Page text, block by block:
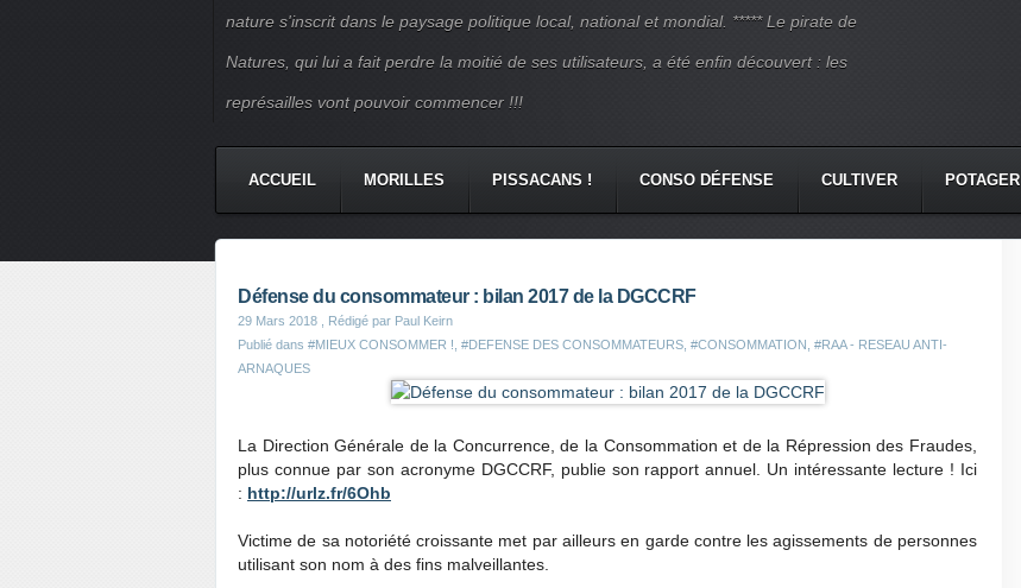
nature s'inscrit dans le paysage politique local, national et mondial. ***** Le pirate de
Natures, qui lui a fait perdre la moitié de ses utilisateurs, a été enfin découvert : les
représailles vont pouvoir commencer !!!
ACCUEIL MORILLES PISSACANS ! CONSO DÉFENSE CULTIVER POTAGER
Défense du consommateur : bilan 2017 de la DGCCRF
29 Mars 2018 , Rédigé par Paul Keirn
Publié dans #MIEUX CONSOMMER ! #DEFENSE DES CONSOMMATEURS #CONSOMMATION #RAA - RESEAU ANTI-
ARNAQUES
La Direction Générale de la Concurrence, de la Consommation et de la Répression des Fraudes,
plus connue par son acronyme DGCCRF, publie son rapport annuel. Un intéressante lecture ! Ici
: http://urlz.fr/6Ohb
Victime de sa notoriété croissante met par ailleurs en garde contre les agissements de personnes
utilisant son nom à des fins malveillantes.